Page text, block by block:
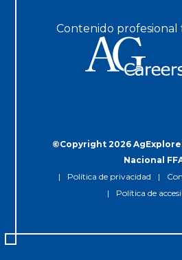
Contenido profesional
©Copyright 2026
Nacional
Política de privacidad
Política de